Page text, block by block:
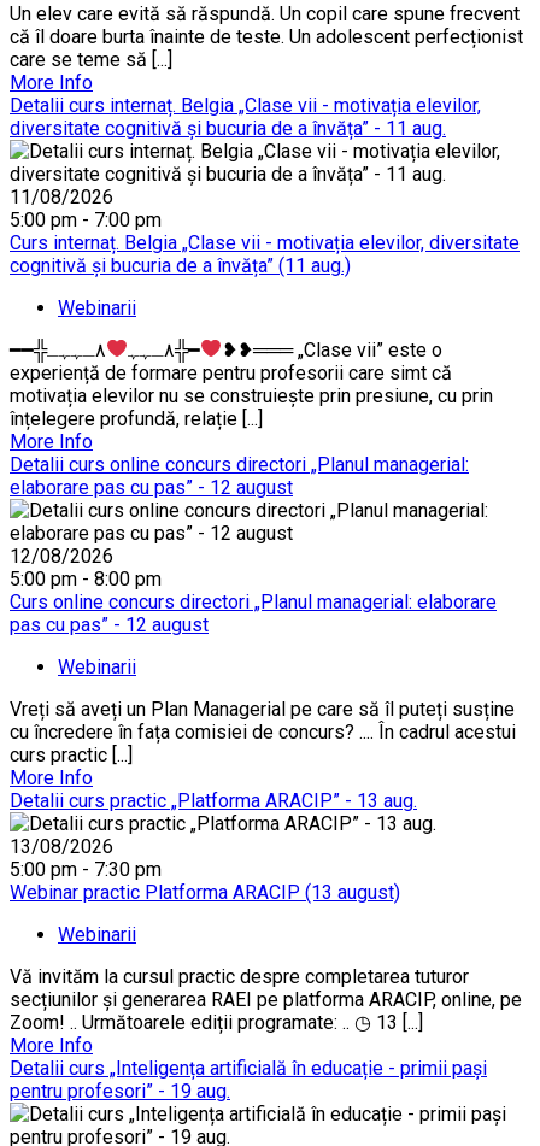
Un elev care evită să răspundă. Un copil care spune frecvent
că îl doare burta înainte de teste. Un adolescent perfecționist
care se teme să [...]
More Info
Detalii curs internaț. Belgia „Clase vii - motivația elevilor,
diversitate cognitivă și bucuria de a învăța” - 11 aug.
11/08/2026
5:00 pm - 7:00 pm
Curs internaț. Belgia „Clase vii - motivația elevilor, diversitate
cognitivă și bucuria de a învăța” (11 aug.)
Webinarii
━━╬٨ـﮩﮩ٨ـﮩﮩـ╬━
❥❥═══ „Clase vii” este o
experiență de formare pentru profesorii care simt că
motivația elevilor nu se construiește prin presiune, cu prin
înțelegere profundă, relație [...]
More Info
Detalii curs online concurs directori „Planul managerial:
elaborare pas cu pas” - 12 august
12/08/2026
5:00 pm - 8:00 pm
Curs online concurs directori „Planul managerial: elaborare
pas cu pas” - 12 august
Webinarii
Vreți să aveți un Plan Managerial pe care să îl puteți susține
cu încredere în fața comisiei de concurs? .... În cadrul acestui
curs practic [...]
More Info
Detalii curs practic „Platforma ARACIP” - 13 aug.
13/08/2026
5:00 pm - 7:30 pm
Webinar practic Platforma ARACIP (13 august)
Webinarii
Vă invităm la cursul practic despre completarea tuturor
secțiunilor și generarea RAEI pe platforma ARACIP, online, pe
Zoom! .. Următoarele ediții programate: .. ◷ 13 [...]
More Info
Detalii curs „Inteligența artificială în educație - primii pași
pentru profesori” - 19 aug.